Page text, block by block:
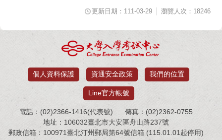
更新日期：111-03-29 瀏覽人次：18246
個人資料保護 資通安全政策 我們的位置
Line官方帳號
電話：(02)2366-1416(代表號)
傳真：(02)2362-0755
地址：106032臺北市大安區舟山路237號
郵政信箱：100971臺北汀州郵局第64號信箱 (115.01.01起停用)